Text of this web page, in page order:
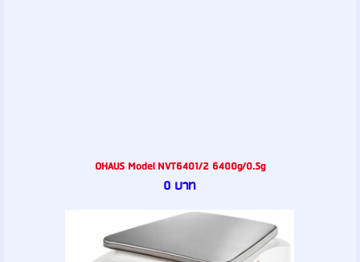
OHAUS Model NVT6401/2 6400g/0.5g
0 บาท